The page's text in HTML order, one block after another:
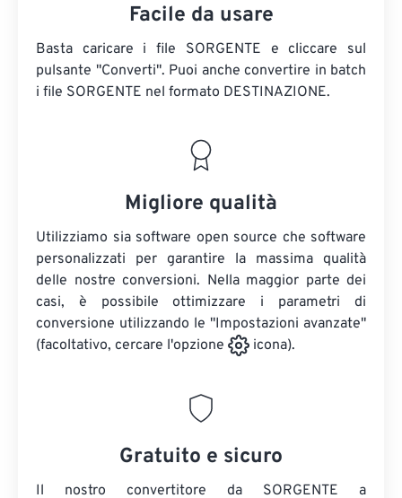
Facile da usare
Basta caricare i file SORGENTE e cliccare sul
pulsante "Converti". Puoi anche convertire in batch
i file SORGENTE nel formato DESTINAZIONE.
Migliore qualità
Utilizziamo sia software open source che software
personalizzati per garantire la massima qualità
delle nostre conversioni. Nella maggior parte dei
casi, è possibile ottimizzare i parametri di
conversione utilizzando le "Impostazioni avanzate"
(facoltativo, cercare l'opzione
icona).
Gratuito e sicuro
Il nostro convertitore da SORGENTE a